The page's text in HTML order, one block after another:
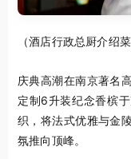
（酒店行政总厨介绍菜
庆典高潮在南京著名
定制6升装纪念香槟
织，将法式优雅与金
氛推向顶峰。